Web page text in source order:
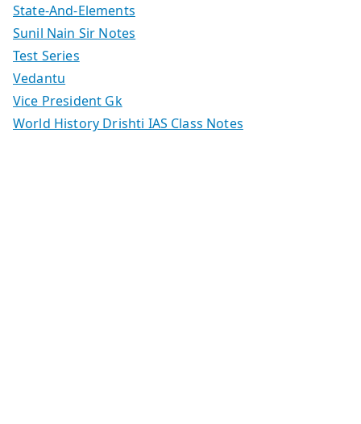
State-And-Elements
Sunil Nain Sir Notes
Test Series
Vedantu
Vice President Gk
World History Drishti IAS Class Notes